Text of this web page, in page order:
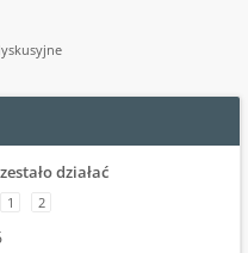
działać
1 2